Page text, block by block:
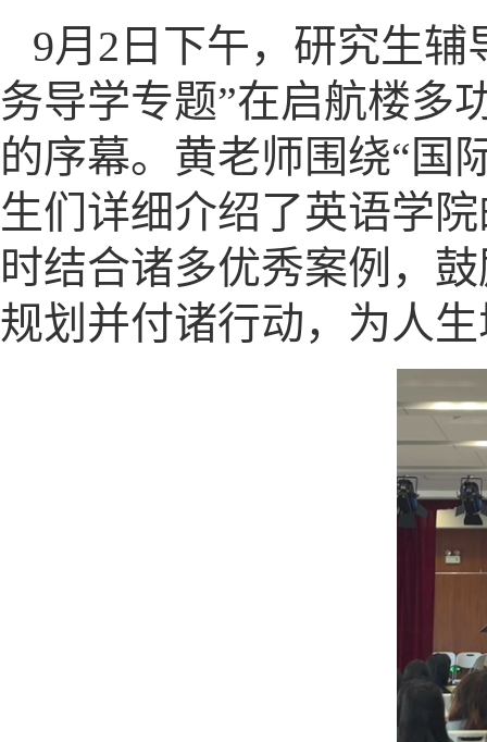
9月2日下午，研究生
务导学专题”在启航楼多
的序幕。黄老师围绕“国
生们详细介绍了英语学
时结合诸多优秀案例，
规划并付诸行动，为人